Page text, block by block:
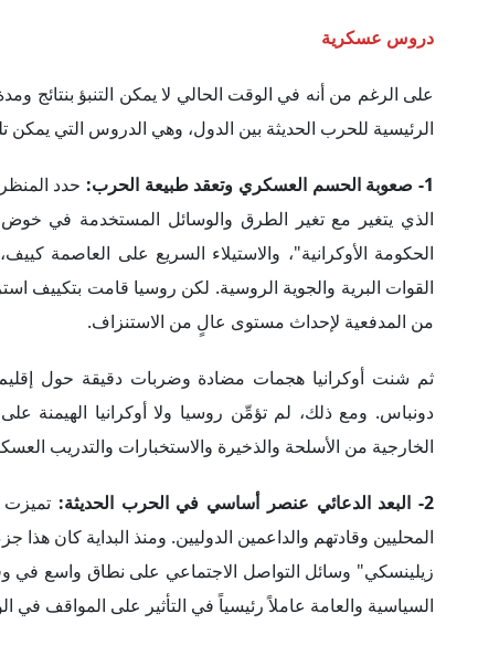
دروس عسكرية
على الرغم من أنه في الوقت الحالي لا يمكن التنبؤ
الرئيسية للحرب الحديثة بين الدول، وهي الدروس التي يمكن
1- صعوبة الحسم العسكري وتعقد طبيعة الحرب:
حدد
الذي يتغير مع تغير الطرق والوسائل المستخدمة في
الحكومة الأوكرانية"، والاستيلاء السريع على العاصمة
القوات البرية والجوية الروسية. لكن روسيا قامت بتكييف
من المدفعية لإحداث مستوى عالٍ من الاستنزاف.
ثم شنت أوكرانيا هجمات مضادة وضربات دقيقة حول
دونباس. ومع ذلك، لم تؤمِّن روسيا ولا أوكرانيا الهيمنة
الخارجية من الأسلحة والذخيرة والاستخبارات والتدريب
2- البعد الدعائي عنصر أساسي في الحرب الحديثة:
المحليين وقادتهم والداعمين الدوليين. ومنذ البداية كان
زيلينسكي" وسائل التواصل الاجتماعي على نطاق واسع في
السياسية والعامة عاملاً رئيسياً في التأثير على المواقف في